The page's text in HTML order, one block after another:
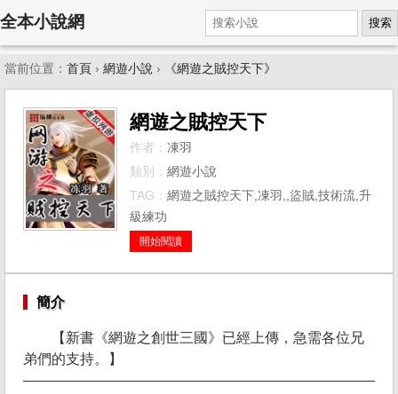
全本小說網 搜索
當前位置： 首頁 › 網遊小說 › 《網遊之賊控天下》
網遊之賊控天下
作者： 凍羽
類別： 網遊小說
TAG： 網遊之賊控天下,凍羽,,盜賊,技術流,升
級練功
開始閱讀
簡介
【新書《網遊之創世三國》已經上傳，急需各位兄
弟們的支持。】